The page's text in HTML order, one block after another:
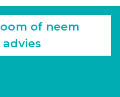
of neem